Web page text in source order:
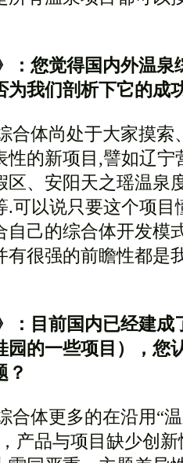
：您觉得国内外温
为我们剖析下它的成
合体尚处于大家摸索
性的新项目,譬如辽宁
区、安阳天之瑶温泉
.可以说只要这个项
自己的综合体开发模
有很强的前瞻性都是
：目前国内已经建
园的一些项目），您
？
合体更多的在沿用“
产品与项目缺少创